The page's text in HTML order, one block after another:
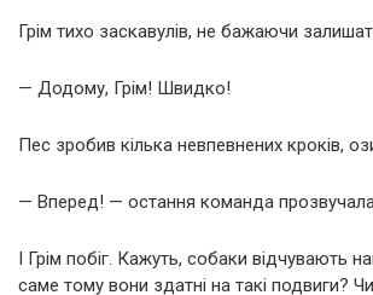
Грім тихо заскавулів, не бажаючи
— Додому, Грім! Швидко!
Пес зробив кілька невпевнених кроків,
— Вперед! — остання команда
І Грім побіг. Кажуть, собаки відчувають
саме тому вони здатні на такі подвиги?